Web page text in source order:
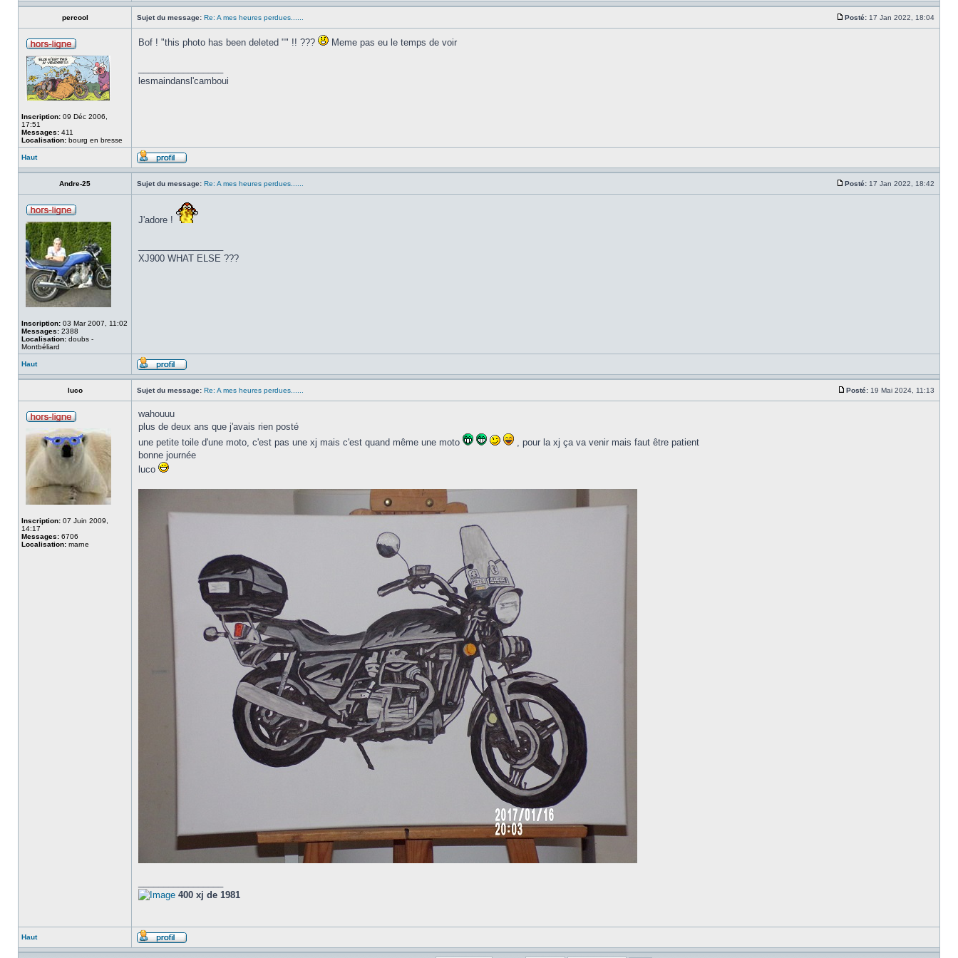
percool Sujet du message: Re: A mes heures perdues...... Posté: 17 Jan 2022, 18:04
Inscription: 09 Déc 2006,
17:51
Messages: 411
Localisation: bourg en bresse
Bof ! "this photo has been deleted "" !! ??? Meme pas eu le temps de voir
lesmaindansl'camboui
Haut
Andre-25 Sujet du message: Re: A mes heures perdues...... Posté: 17 Jan 2022, 18:42
Inscription: 03 Mar 2007, 11:02
Messages: 2388
Localisation: doubs -
Montbéliard
J'adore !
XJ900 WHAT ELSE ???
Haut
luco Sujet du message: Re: A mes heures perdues...... Posté: 19 Mai 2024, 11:13
Inscription: 07 Juin 2009,
14:17
Messages: 6706
Localisation: marne
wahouuu
plus de deux ans que j'avais rien posté
une petite toile d'une moto, c'est pas une xj mais c'est quand même une moto
, pour la xj ça va venir mais faut être patient
bonne journée
luco
400 xj de 1981
Haut